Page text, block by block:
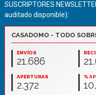
SUSCRIPTORES
auditado disponible):